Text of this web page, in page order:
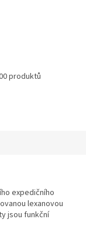
produktů
expedičního
lexanovou
jsou funkční